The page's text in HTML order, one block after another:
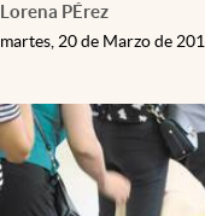
Lorena PÉrez
martes, 20 de Marzo de